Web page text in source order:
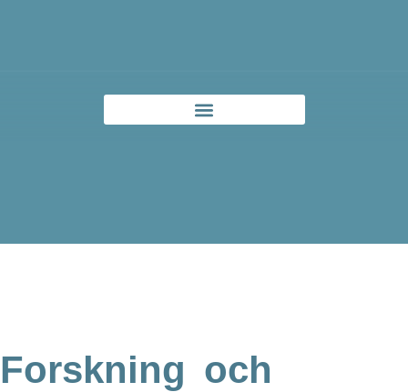
Forskning och